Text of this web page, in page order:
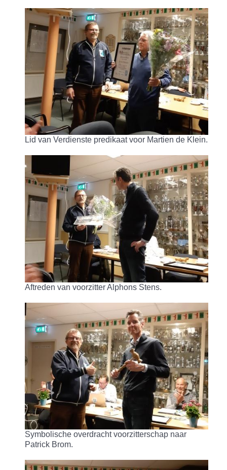
Lid van Verdienste predikaat voor Martien de Klein.
Aftreden van voorzitter Alphons Stens.
Symbolische overdracht voorzitterschap naar
Patrick Brom.